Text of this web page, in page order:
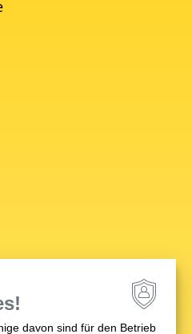
Erstberatung,
(FBE)
davon sind für den Betrieb